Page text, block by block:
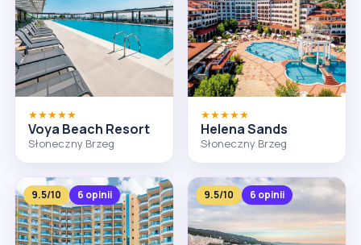
★★★★★
Voya Beach Resort
Słoneczny Brzeg
★★★★★
Helena Sands
Słoneczny Brzeg
9.5/10 6 opinii 9.5/10 6 opinii